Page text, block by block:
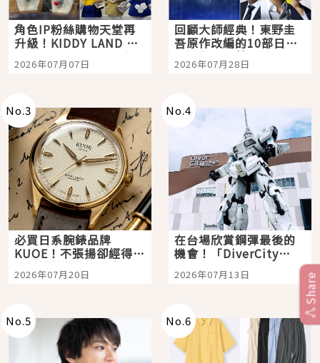
角色IP粉絲購物天堂再
升級！KIDDY LAND 原
宿店吉伊卡哇迎客，新
開幕 OMOKADO 店3分
2026年07月07日
回顧大師經典！東野圭
吾原作改編的10部日本
影視作品推薦
2026年07月28日
No.3
必買日系腕錶品牌
KUOE！不張揚卻經得起
時間洗鍊的經典之作五
選
2026年07月20日
No.4
在台場欣賞鋼彈最後的
機會！「DiverCity
Tokyo Plaza」搭船、
購物、美食及夜景，一
2026年07月13日
No.5 No.6
Share